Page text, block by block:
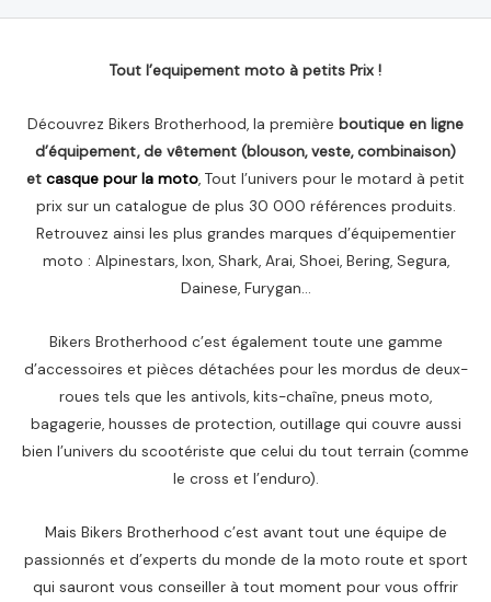
Tout l’equipement moto à petits Prix !
Découvrez Bikers Brotherhood, la première boutique en ligne
d’équipement, de vêtement (blouson, veste, combinaison)
et casque pour la moto, Tout l’univers pour le motard à petit
prix sur un catalogue de plus 30 000 références produits.
Retrouvez ainsi les plus grandes marques d’équipementier
moto : Alpinestars, Ixon, Shark, Arai, Shoei, Bering, Segura,
Dainese, Furygan…
Bikers Brotherhood c’est également toute une gamme
d’accessoires et pièces détachées pour les mordus de deux-
roues tels que les antivols, kits-chaîne, pneus moto,
bagagerie, housses de protection, outillage qui couvre aussi
bien l’univers du scootériste que celui du tout terrain (comme
le cross et l’enduro).
Mais Bikers Brotherhood c’est avant tout une équipe de
passionnés et d’experts du monde de la moto route et sport
qui sauront vous conseiller à tout moment pour vous offrir